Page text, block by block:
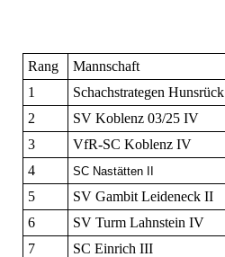
Rang Mannschaft
1
Schachstrategen Hunsrück
2
SV Koblenz 03/25 IV
3
VfR-SC Koblenz IV
4
SC Nastätten II
5
SV Gambit Leideneck II
6
SV Turm Lahnstein IV
7
SC Einrich III